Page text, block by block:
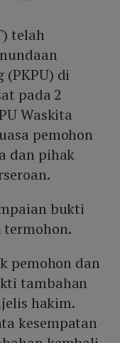
telah
(PKPU) di
pada 2
Waskita
pemohon
dan pihak
bukti
pemohon dan
tambahan
hakim.
kesempatan